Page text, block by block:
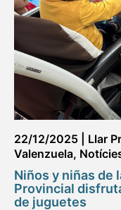
22/12/2025
Llar
Valenzuela,
Niños y niñas de
Provincial
de juguetes